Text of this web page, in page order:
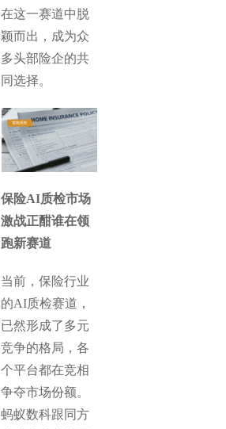
在这一赛道中脱
颖而出，成为众
多头部险企的共
同选择。
保险AI质检市场
激战正酣谁在领
跑新赛道
当前，保险行业
的AI质检赛道，
已然形成了多元
竞争的格局，各
个平台都在竞相
争夺市场份额。
蚂蚁数科跟同方